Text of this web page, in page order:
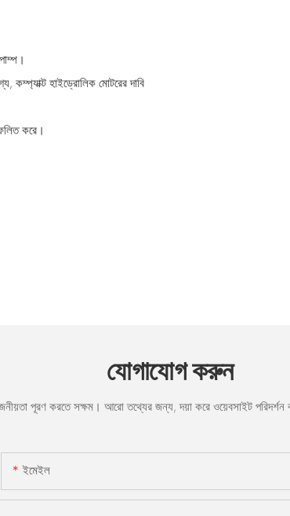
হাইড্রোলিক মোটরের দাবি
করে।
যোগাযোগ করুন
পূরণ করতে সক্ষম। আরো তথ্যের জন্য, দয়া করে ওয়েবসাইট
ইমেইল